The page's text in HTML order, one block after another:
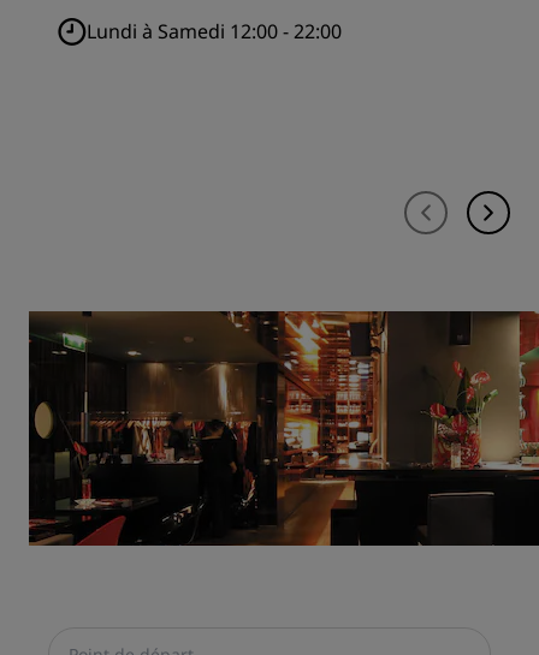
Lundi à Samedi 12:00 - 22:00